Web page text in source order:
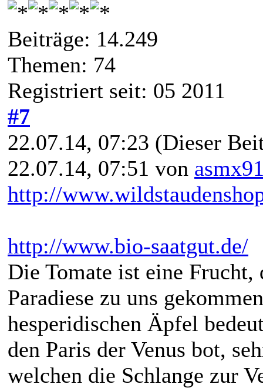
Beiträge: 14.249
Themen: 74
Registriert seit: 05 2011
#7
22.07.14, 07:23 (Dieser
22.07.14, 07:51 von
http://
http://www.bio-saatgut.de/
Die Tomate ist eine
Paradiese zu uns
hesperidischen Äpfel
den Paris der Venus bot,
welchen die Schlange zur